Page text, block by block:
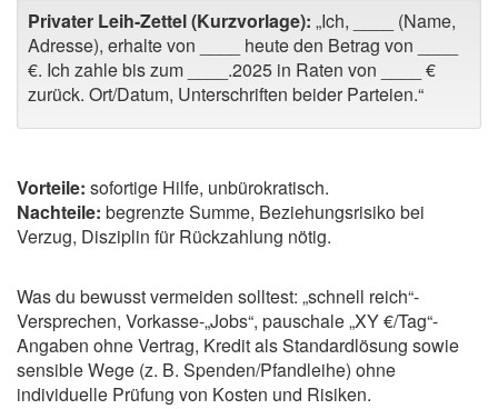
Privater Leih-Zettel (Kurzvorlage): „Ich, ____ (Name,
Adresse), erhalte von ____ heute den Betrag von ____
€. Ich zahle bis zum ____.2025 in Raten von ____ €
zurück. Ort/Datum, Unterschriften beider Parteien.“
Vorteile: sofortige Hilfe, unbürokratisch.
Nachteile: begrenzte Summe, Beziehungsrisiko bei
Verzug, Disziplin für Rückzahlung nötig.
Was du bewusst vermeiden solltest: „schnell reich“-
Versprechen, Vorkasse-„Jobs“, pauschale „XY €/Tag“-
Angaben ohne Vertrag, Kredit als Standardlösung sowie
sensible Wege (z. B. Spenden/Pfandleihe) ohne
individuelle Prüfung von Kosten und Risiken.